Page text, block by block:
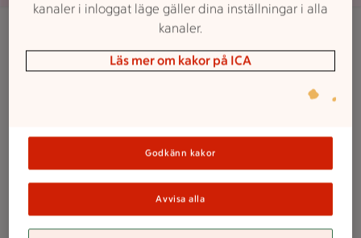
Veckans reklamblad
Bläddra i bladet
kanaler i inloggat läge gäller dina inställningar i alla
kanaler.
Läs mer om kakor på ICA
Godkänn kakor
Avvisa alla